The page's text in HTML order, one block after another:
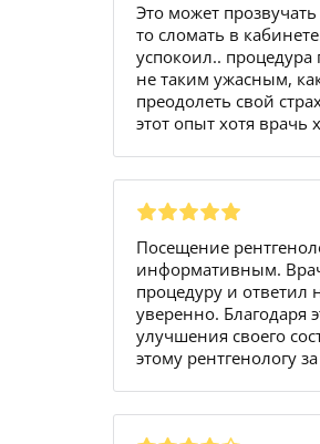
Это может
то сломать в
успокоил..
не таким ужасным,
преодолеть свой
этот опыт хотя врачь
Посещение
информативным.
процедуру и ответил
уверенно. Благодаря
улучшения своего
этому рентгенологу